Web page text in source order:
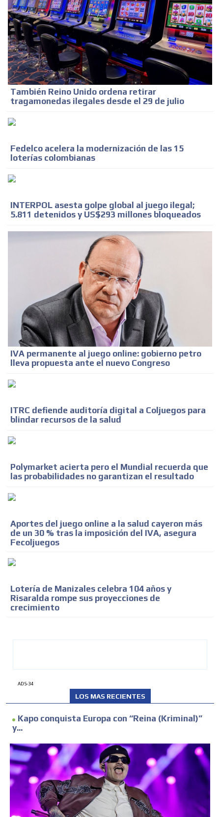
También Reino Unido ordena retirar
tragamonedas ilegales desde el 29 de julio
Fedelco acelera la modernización de las 15
loterías colombianas
INTERPOL asesta golpe global al juego ilegal;
5.811 detenidos y US$293 millones bloqueados
IVA permanente al juego online: gobierno petro
lleva propuesta ante el nuevo Congreso
ITRC defiende auditoría digital a Coljuegos para
blindar recursos de la salud
Polymarket acierta pero el Mundial recuerda que
las probabilidades no garantizan el resultado
Aportes del juego online a la salud cayeron más
de un 30 % tras la imposición del IVA, asegura
Fecoljuegos
Lotería de Manizales celebra 104 años y
Risaralda rompe sus proyecciones de
crecimiento
ADS-34
LOS MAS RECIENTES
Kapo conquista Europa con “Reina (Kriminal)”
y...
ADVERTISEMENT